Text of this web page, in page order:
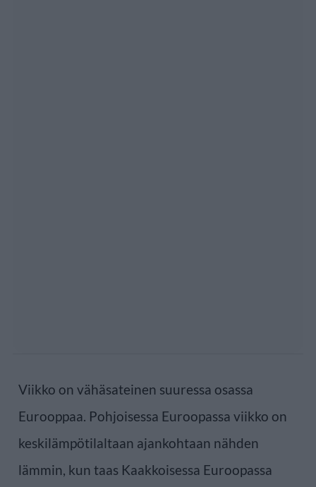
Viikko on vähäsateinen suuressa osassa
Eurooppaa. Pohjoisessa Euroopassa viikko on
keskilämpötilaltaan ajankohtaan nähden
lämmin, kun taas Kaakkoisessa Euroopassa